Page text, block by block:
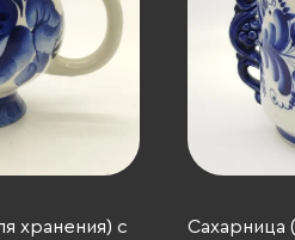
хранения) с
Сахарница